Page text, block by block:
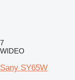
7
WIDEO
Sany SY65W